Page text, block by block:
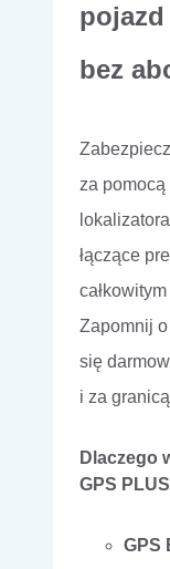
pojazd
bez
za pomocą
łączące
Zapomnij
się
i za
Dlaczego
GPS
GPS